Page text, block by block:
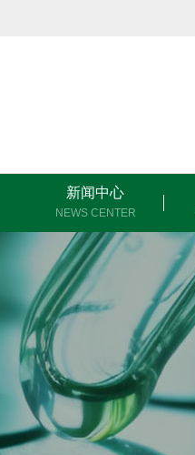
新闻中心
NEWS CENTER